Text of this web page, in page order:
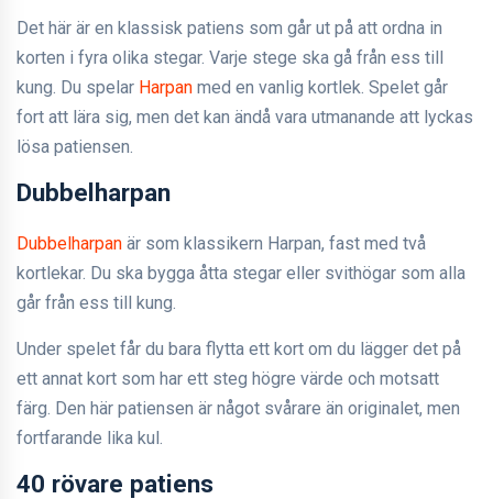
Det här är en klassisk patiens som går ut på att ordna in
korten i fyra olika stegar. Varje stege ska gå från ess till
kung. Du spelar Harpan med en vanlig kortlek. Spelet går
fort att lära sig, men det kan ändå vara utmanande att lyckas
lösa patiensen.
Dubbelharpan
Dubbelharpan är som klassikern Harpan, fast med två
kortlekar. Du ska bygga åtta stegar eller svithögar som alla
går från ess till kung.
Under spelet får du bara flytta ett kort om du lägger det på
ett annat kort som har ett steg högre värde och motsatt
färg. Den här patiensen är något svårare än originalet, men
fortfarande lika kul.
40 rövare patiens